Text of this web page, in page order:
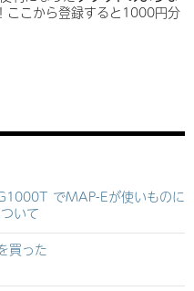
ここから登録すると1000円分
でMAP-Eが使いものに
いて
買った